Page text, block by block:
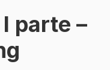
parte –